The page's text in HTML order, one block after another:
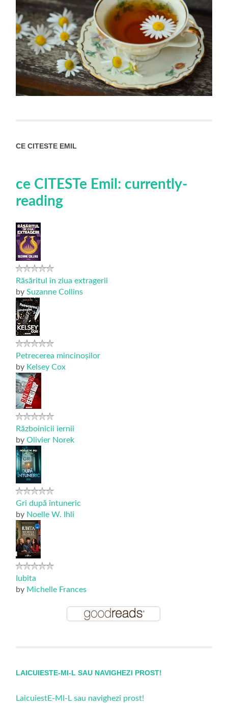
CE CITESTE EMIL
ce CITESTe Emil: currently-
reading
Răsăritul în ziua extragerii
bySuzanne Collins
Petrecerea mincinoșilor
by Kelsey Cox
Războinicii iernii
byOlivier Norek
Gri după întuneric
by Noelle W. Ihli
Iubita
by Michelle Frances
LAICUIESTE-MI-L SAU NAVIGHEZI PROST!
LaicuiestE-MI-L sau navighezi prost!